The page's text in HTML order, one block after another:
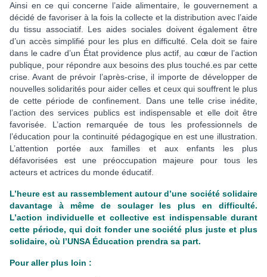
Ainsi en ce qui concerne l’aide alimentaire, le gouvernement a
décidé de favoriser à la fois la collecte et la distribution avec l’aide
du tissu associatif. Les aides sociales doivent également être
d’un accès simplifié pour les plus en difficulté. Cela doit se faire
dans le cadre d’un État providence plus actif, au cœur de l’action
publique, pour répondre aux besoins des plus touché.es par cette
crise. Avant de prévoir l’après-crise, il importe de développer de
nouvelles solidarités pour aider celles et ceux qui souffrent le plus
de cette période de confinement. Dans une telle crise inédite,
l’action des services publics est indispensable et elle doit être
favorisée. L’action remarquée de tous les professionnels de
l’éducation pour la continuité pédagogique en est une illustration.
L’attention portée aux familles et aux enfants les plus
défavorisées est une préoccupation majeure pour tous les
acteurs et actrices du monde éducatif.
L’heure est au rassemblement autour d’une société solidaire
davantage à même de soulager les plus en difficulté.
L’action individuelle et collective est indispensable durant
cette période, qui doit fonder une société plus juste et plus
solidaire, où l’UNSA Éducation prendra sa part.
Pour aller plus loin :